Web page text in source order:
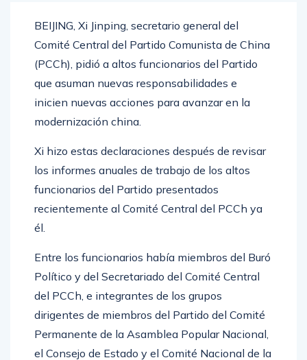
BEIJING, Xi Jinping, secretario general del
Comité Central del Partido Comunista de China
(PCCh), pidió a altos funcionarios del Partido
que asuman nuevas responsabilidades e
inicien nuevas acciones para avanzar en la
Xi hizo estas declaraciones después de revisar
los informes anuales de trabajo de los altos
funcionarios del Partido presentados
recientemente al Comité Central del PCCh ya
Entre los funcionarios había miembros del Buró
Político y del Secretariado del Comité Central
del PCCh, e integrantes de los grupos
dirigentes de miembros del Partido del Comité
Permanente de la Asamblea Popular Nacional,